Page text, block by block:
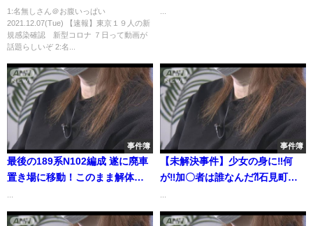
1:名無しさん＠お腹いっぱい
2021.12.07(Tue) 【速報】東京１９人の新
規感染確認 新型コロナ ７日って動画が
話題らしいぞ 2:名...
事件簿
最後の189系N102編成 遂に廃車
置き場に移動！このまま解体
センター panasd 1553
事件簿
【未解決事件】少女の身に‼何
が‼加〇者は誰なんだ⁈石見町女